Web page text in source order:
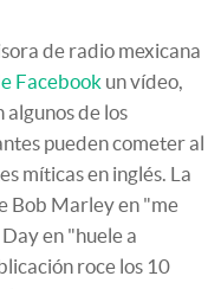
de radio mexicana
Facebook un vídeo,
algunos de los
pueden cometer al
míticas en inglés. La
Bob Marley en "me
en "huele a
roce los 10